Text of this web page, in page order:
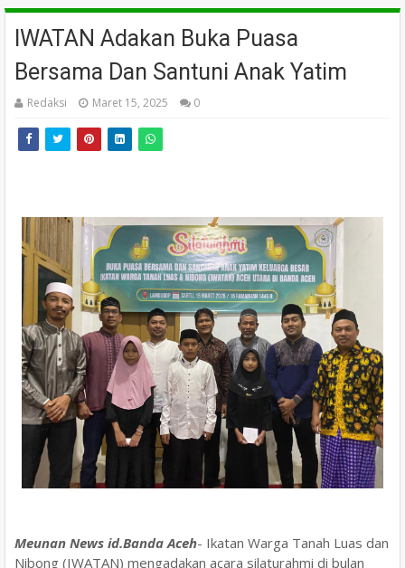
IWATAN Adakan Buka Puasa
Bersama Dan Santuni Anak Yatim
Redaksi Maret 15, 2025 0
Meunan News id.Banda Aceh- Ikatan Warga Tanah Luas dan
Nibong (IWATAN) mengadakan acara silaturahmi di bulan